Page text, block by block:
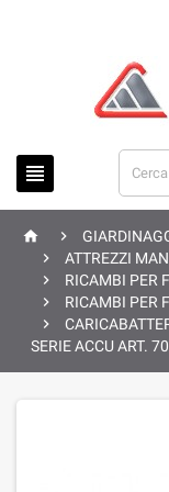

 

ATTREZZI

RICAMBI PER

RICAMBI PER

SERIE ACCU ART.